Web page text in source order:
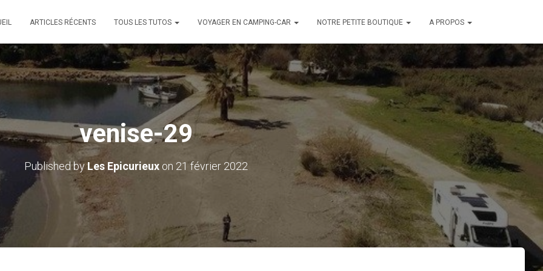
ARTICLES RÉCENTS TOUS LES TUTOS VOYAGER EN CAMPING-CAR NOTRE PETITE BOUTIQUE A PROPOS
venise-29
Published byLes Epicurieuxon 21 février 2022